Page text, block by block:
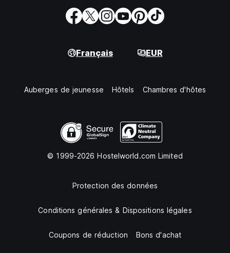
Français EUR
Auberges de jeunesse Hôtels Chambres d'hôtes
© 1999-2026 Hostelworld.com Limited
Protection des données
Conditions générales & Dispositions légales
Coupons de réduction Bons d'achat